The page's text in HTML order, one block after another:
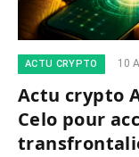
ACTU CRYPTO 10
Actu crypto
Celo pour